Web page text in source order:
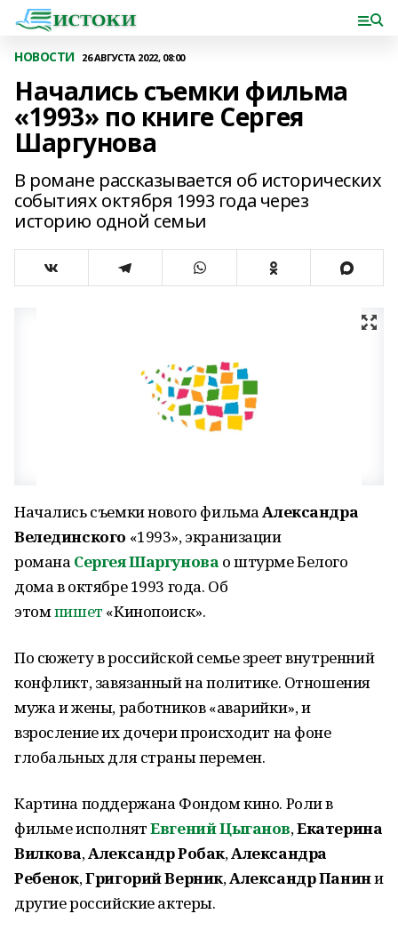
НОВОСТИ 26 АВГУСТА 2022, 08:00
Начались съемки фильма
«1993» по книге Сергея
Шаргунова
В романе рассказывается об исторических
событиях октября 1993 года через
историю одной семьи
Начались съемки нового фильмаАлександра
Велединского «1993», экранизации
романа Сергея Шаргунова о штурме Белого
дома в октябре 1993 года. Об
этомпишет «Кинопоиск».
По сюжету в российской семье зреет внутренний
конфликт, завязанный на политике. Отношения
мужа и жены, работников «аварийки», и
взросление их дочери происходит на фоне
глобальных для страны перемен.
Картина поддержана Фондом кино. Роли в
фильме исполнятЕвгений Цыганов,Екатерина
Вилкова,Александр Робак,Александра
Ребенок,Григорий Верник,Александр Панини
другие российские актеры.